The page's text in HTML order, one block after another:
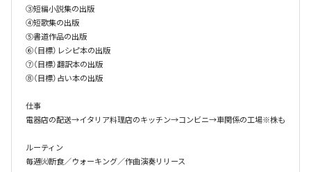
③短編小説集の出版
④短歌集の出版
⑤書道作品の出版
⑥（目標）レシピ本の出版
⑦（目標）翻訳本の出版
⑧（目標）占い本の出版
仕事
電器店の配送→イタリア料理店のキッチン→コンビニ→車関係の工場※株も
ルーティン
毎週㈫断食／ウォーキング／作曲演奏リリース